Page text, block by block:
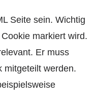
Seite sein. Wichtig
markiert wird.
Er muss
mitgeteilt werden.